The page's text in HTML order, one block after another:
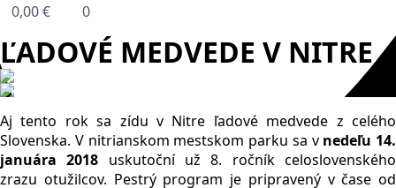
0,00€ 0
ĽADOVÉ MEDVEDE V NITRE
Aj tento rok sa zídu v Nitre ľadové medvede z celého
Slovenska. V nitrianskom mestskom parku sa v nedeľu 14.
januára 2018 uskutoční už 8. ročník celoslovenského
zrazu otužilcov. Pestrý program je pripravený v čase od